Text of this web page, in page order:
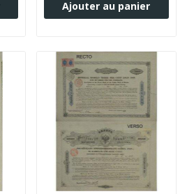
Ajouter au panier